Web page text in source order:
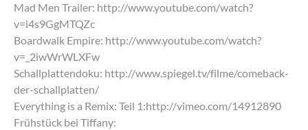
Mad Men Trailer: http://www.youtube.com/watch?
v=i4s9GgMTQZc
Boardwalk Empire: http://www.youtube.com/watch?
v=_2iwWrWLXFw
Schallplattendoku: http://www.spiegel.tv/filme/comeback-
der-schallplatten/
Everything is a Remix: Teil 1:http://vimeo.com/14912890
Frühstück bei Tiffany: